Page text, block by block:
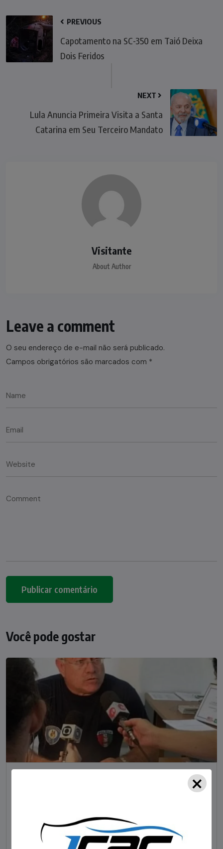
PREVIOUS
Capotamento na SC-350 em Taió Deixa
Dois Feridos
NEXT
Lula Anuncia Primeira Visita a Santa
Catarina em Seu Terceiro Mandato
Visitante
About Author
Leave a comment
O seu endereço de e-mail não será publicado.
Campos obrigatórios são marcados com *
Você pode gostar
em bar morre em confronto com a polícia em SC
STAFF - OBV 29/01/2023
×